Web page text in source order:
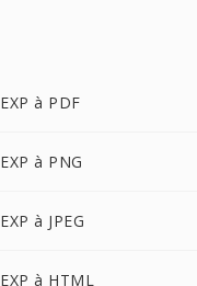
EXP à PDF
EXP à PNG
EXP à JPEG
EXP à HTML